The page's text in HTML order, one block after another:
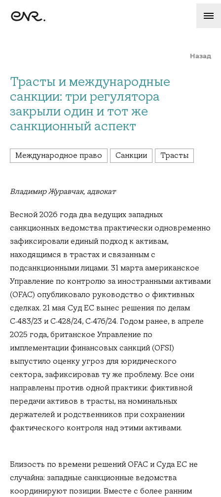
Назад
Трасты и международные
санкции: три регулятора
закрыли один и тот же
санкционный аспект
Международное право Санкции Трасты
Владимир Журавчак, адвокат
Весной 2026 года два ведущих западных
санкционных ведомства практически одновременно
зафиксировали единый подход к активам,
находящимся в трастах и связанным с
подсанкционными лицами. 31 марта американское
Управление по контролю за иностранными активами
(OFAC) опубликовало руководство о фиктивных
сделках. 21 мая Суд ЕС вынес решения по делам
C‑483/23 и C‑428/24, C‑476/24. Годом ранее, в апреле
2025 года, британское Управление по
имплементации финансовых санкций (OFSI)
выпустило оценку угроз для юридического
сектора, зафиксировав ту же проблему. Все они
направлены против одной практики: фиктивной
передачи активов в трасты, на номинальных
держателей и родственников при сохранении
фактического контроля над этими активами.
Близость по времени решений OFAC и Суда ЕС не
случайна: западные санкционные ведомства
координируют позиции. Вместе с более ранним